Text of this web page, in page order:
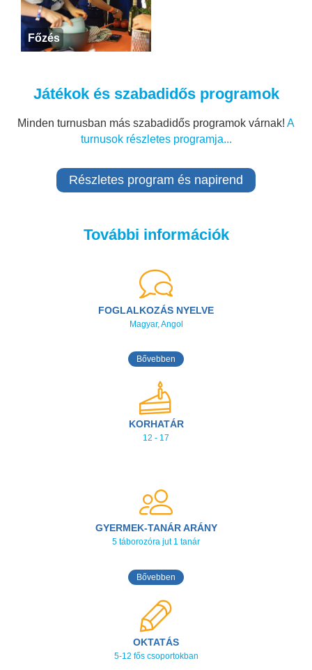
Főzés
Játékok és szabadidős programok
Minden turnusban más szabadidős programok várnak! A
turnusok részletes programja...
Részletes program és napirend
További információk
FOGLALKOZÁS NYELVE
Magyar, Angol
Bővebben
KORHATÁR
12 - 17
GYERMEK-TANÁR ARÁNY
5 táborozóra jut 1 tanár
Bővebben
OKTATÁS
5-12 fős csoportokban